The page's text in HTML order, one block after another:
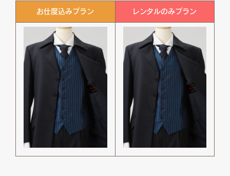
お仕度込みプラン レンタルのみプラン